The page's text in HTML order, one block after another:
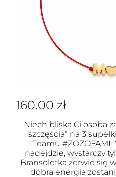
160.00 zł
Niech bliska Ci osoba
szczęścia” na 3
Teamu
nadejdzie, wystarczy
Bransoletka zerwie się
dobra energia